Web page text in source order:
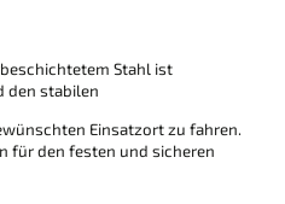
Stahl ist
den stabilen
Einsatzort zu fahren.
für den festen und sicheren